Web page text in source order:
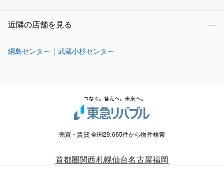
近隣の店舗を見る
綱島センター 武蔵小杉センター
売買・賃貸 全国29,665件から物件検索
首都圏関西札幌仙台名古屋福岡